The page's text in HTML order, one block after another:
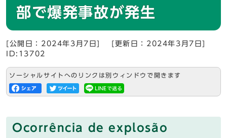
部で爆発事故が発生
[公開日：2024年3月7日]
[更新日：2024年3月7日]
ID:13702
ソーシャルサイトへのリンクは別ウィンドウで開きます
Ocorrência de explosão